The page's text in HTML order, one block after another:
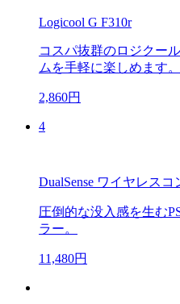
Logicool G F310r
コスパ抜群のロジクー
ムを手軽に楽しめます。
2,860円
4
DualSense ワイヤレス
圧倒的な没入感を生む
ラー。
11,480円